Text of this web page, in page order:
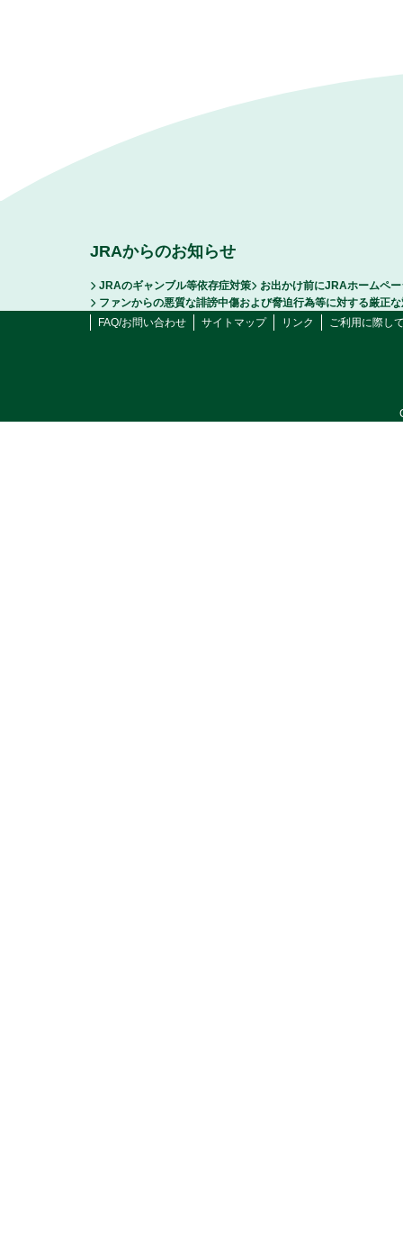
JRAからのお知らせ
JRAのギャンブル等依存症対策
お出かけ前にJRAホームペ
ファンからの悪質な誹謗中傷および脅迫行為等に対する厳正
FAQ/お問い合わせ
サイトマップ リンク ご利用に際し